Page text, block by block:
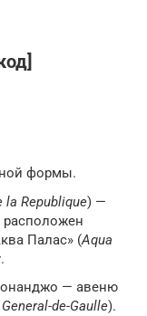
формы.
la Republique) —
расположен
Палас» (Aqua
— авеню
de-Gaulle).